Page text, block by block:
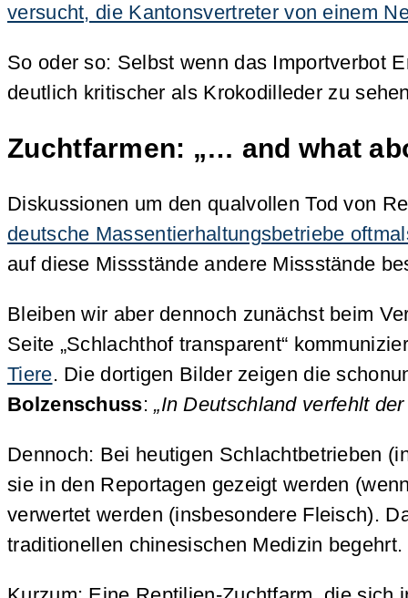
versucht, die Kantonsvertreter von einem
So oder so: Selbst wenn das Importverbot
deutlich kritischer als Krokodilleder zu
Zuchtfarmen: „… and what
Diskussionen um den qualvollen Tod von
deutsche Massentierhaltungsbetriebe
auf diese Missstände andere Missstände
Bleiben wir aber dennoch zunächst beim
Seite „Schlachthof transparent“
Tiere. Die dortigen Bilder zeigen die
Bolzenschuss:„In Deutschland verfehlt
Dennoch: Bei heutigen Schlachtbetrieben
sie in den Reportagen gezeigt werden
verwertet werden (insbesondere Fleisch).
traditionellen chinesischen Medizin